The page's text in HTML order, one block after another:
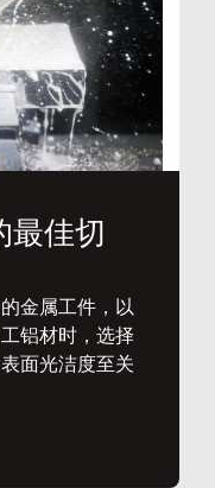
最佳切
金属工件，以
铝材时，选择
面光洁度至关